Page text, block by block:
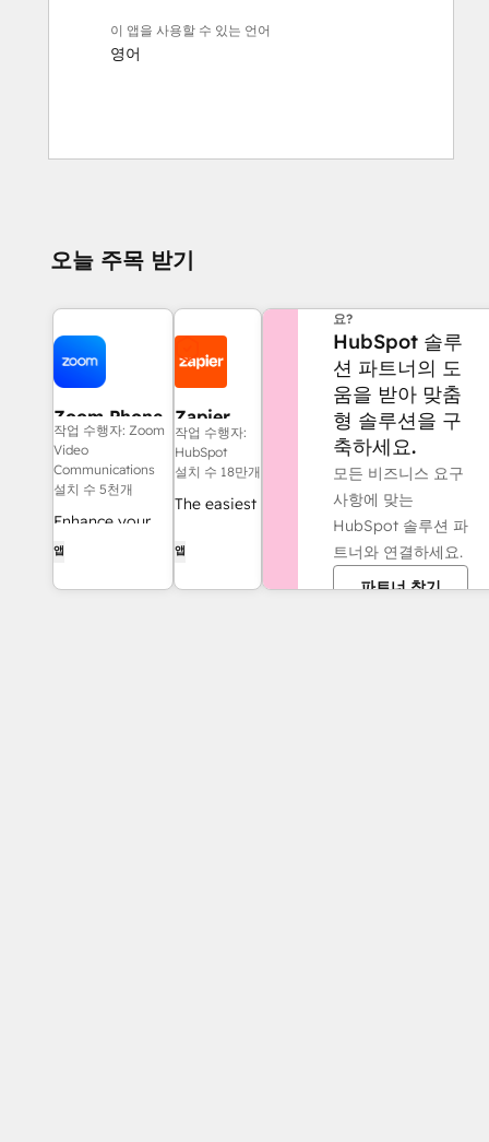
이 앱을 사용할 수 있는 언어
영어
오늘 주목 받기
Zoom Phone
for HubSpot
작업 수행자: Zoom
Video
Communications
설치 수 5천개
Enhance your
HubSpot
앱
Zapier
작업 수행자:
HubSpot
설치 수 18만개
The easiest
automate
and
앱
요?
HubSpot 솔루
션 파트너의 도
움을 받아 맞춤
형 솔루션을 구
축하세요.
모든 비즈니스 요구
사항에 맞는
HubSpot 솔루션 파
트너와 연결하세요.
파트너 찾기